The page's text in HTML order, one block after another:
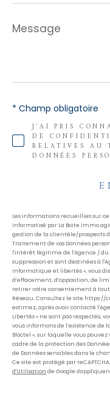
Message
*
J'AI PRIS
DE
RELATIVES AU
DONNÉES
* Champ obligatoire
Les informations recueillies sur
informatisé par La Boite Immo
gestion de la clientèle/prospects
Traitement de vos Données
l'intérêt légitime de l'Agence / du
suppression et sont destinées à
informatique et libertés », vous
d’effacement, d’opposition, de
retirer votre consentement à
Réseau. Consultez le site https://
estimez, après avoir contacté
Libertés » ne sont pas respectés,
vous informons de l’existence
Bloctel », sur laquelle vous
cadre de la protection des
de Données sensibles dans le
Ce site est protégé par
d'Utilisation de Google